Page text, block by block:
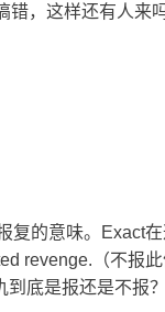
，这样还有人来吗
复的意味。Exact
revenge.（不报此
到底是报还是不报？